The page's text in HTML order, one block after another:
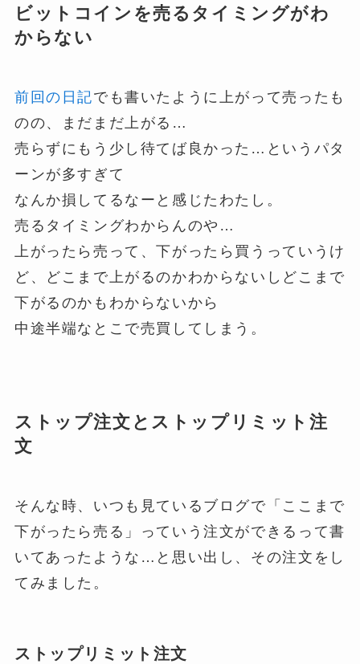
ビットコインを売るタイミングがわ
からない
前回の日記でも書いたように上がって売ったも
のの、まだまだ上がる…
売らずにもう少し待てば良かった…というパタ
ーンが多すぎて
なんか損してるなーと感じたわたし。
売るタイミングわからんのや…
上がったら売って、下がったら買うっていうけ
ど、どこまで上がるのかわからないしどこまで
下がるのかもわからないから
中途半端なとこで売買してしまう。
ストップ注文とストップリミット注
文
そんな時、いつも見ているブログで「ここまで
下がったら売る」っていう注文ができるって書
いてあったような…と思い出し、その注文をし
てみました。
ストップリミット注文